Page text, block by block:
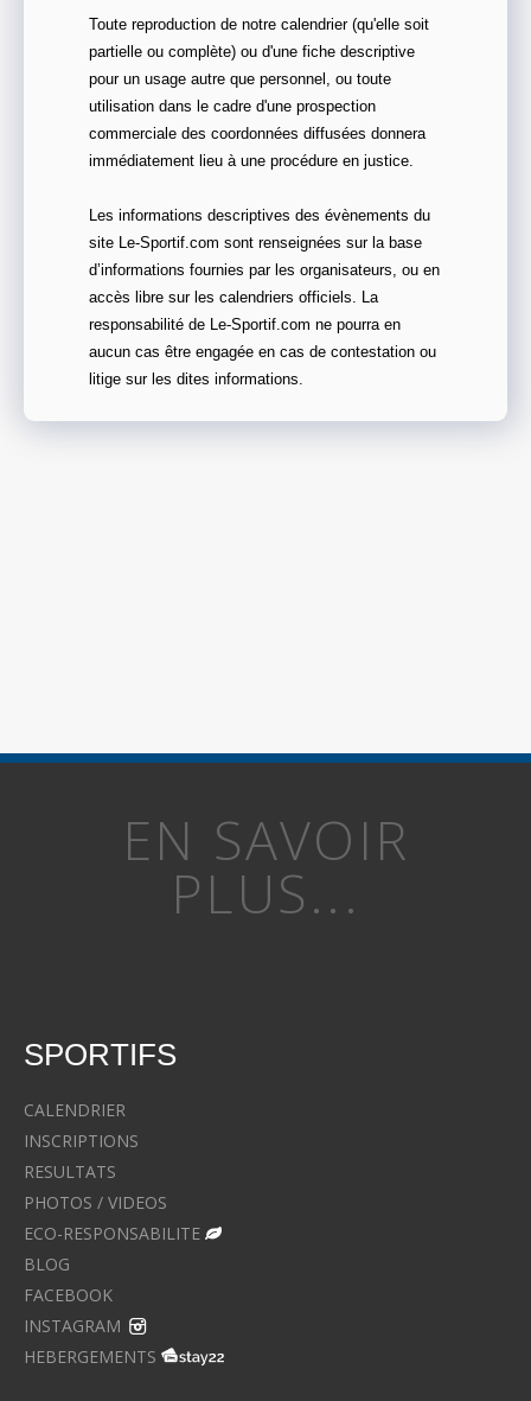
Toute reproduction de notre calendrier (qu'elle soit
partielle ou complète) ou d'une fiche descriptive
pour un usage autre que personnel, ou toute
utilisation dans le cadre d'une prospection
commerciale des coordonnées diffusées donnera
immédiatement lieu à une procédure en justice.
Les informations descriptives des évènements du
site Le-Sportif.com sont renseignées sur la base
d’informations fournies par les organisateurs, ou en
accès libre sur les calendriers officiels. La
responsabilité de Le-Sportif.com ne pourra en
aucun cas être engagée en cas de contestation ou
litige sur les dites informations.
EN SAVOIR
PLUS...
SPORTIFS
CALENDRIER
INSCRIPTIONS
RESULTATS
PHOTOS / VIDEOS
ECO-RESPONSABILITE
BLOG
FACEBOOK
INSTAGRAM
HEBERGEMENTS